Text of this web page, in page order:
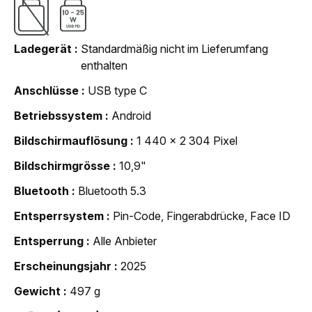
Ladegerät
Standardmäßig nicht im Lieferumfang
enthalten
Anschlüsse
USB type C
Betriebssystem
Android
Bildschirmauflösung
1 440 x 2 304 Pixel
Bildschirmgrösse
10,9"
Bluetooth
Bluetooth 5.3
Entsperrsystem
Pin-Code, Fingerabdrücke, Face ID
Entsperrung
Alle Anbieter
Erscheinungsjahr
2025
Gewicht
497 g